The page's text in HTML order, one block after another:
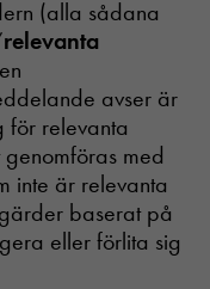
(alla sådana
relevanta
avser är
för relevanta
med
inte är relevanta
baserat på
eller förlita sig